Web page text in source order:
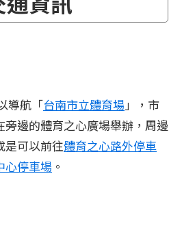
導航「台南市立體育場」，市
邊的體育之心廣場舉辦，周邊
是可以前往體育之心路外停車
心停車場 。